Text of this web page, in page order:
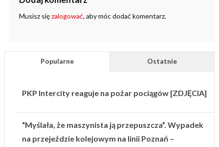
Musisz sięzalogować, aby móc dodać komentarz.
Popularne Ostatnie
PKP Intercity reaguje na pożar pociągów [ZDJĘCIA]
“Myślała, że maszynista ją przepuszcza”. Wypadek
na przejeździe kolejowym na linii Poznań –